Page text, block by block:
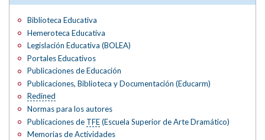
Biblioteca Educativa
Hemeroteca Educativa
Legislación Educativa (BOLEA)
Portales Educativos
Publicaciones de Educación
Publicaciones, Biblioteca y Documentación (Educarm)
Redined
Normas para los autores
Publicaciones de TFE(Escuela Superior de Arte Dramático)
Memorias de Actividades